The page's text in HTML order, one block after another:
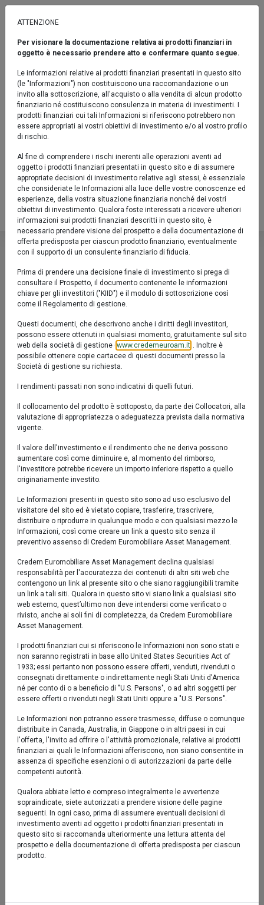
ACCUMULO
Euromobiliare Defensive Opportunity
2028 D
Fondo / Flessibili / Indicatore sintetico di rischio: 4
Confronta
Prodotto chiuso al collocamento
IT0005526311
Valore Quota al 05/08/2026:6,2800 €
Euromobiliare Defensive
Fondo / Flessibili / Indicatore sintetico
Confronta Fact sheet Prodotto chiuso al collocamento
IT0005526311
Valore Quota al 05/08/2026:6,2800 €
Descrizione
Euromobiliare Defensive Opportunity 2028 è un Fondo
con obiettivo di protezione, ideato per cogliere le
eventuali opportunità offerte dell’andamento del
mercato azionario e valorizzare il tuo capitale.
Fondo
set '25 nov '25 gen '26 mar '26 mag '26 lug '26
2024 2026
-5 %
Performance al 04/08/2026
Fondo
YTD 6,40%
1 mese 0,58%
3 mesi 7,08%
Performance
Fondo
ATTENZIONE
Per visionare la documentazione relativa ai prodotti finanziari in
oggetto è necessario prendere atto e confermare quanto segue.
Le informazioni relative ai prodotti finanziari presentati in questo sito
(le "Informazioni") non costituiscono una raccomandazione o un
invito alla sottoscrizione, all'acquisto o alla vendita di alcun prodotto
finanziario né costituiscono consulenza in materia di investimenti. I
prodotti finanziari cui tali Informazioni si riferiscono potrebbero non
essere appropriati ai vostri obiettivi di investimento e/o al vostro profilo
di rischio.
Al fine di comprendere i rischi inerenti alle operazioni aventi ad
oggetto i prodotti finanziari presentati in questo sito e di assumere
appropriate decisioni di investimento relative agli stessi, è essenziale
che consideriate le Informazioni alla luce delle vostre conoscenze ed
esperienze, della vostra situazione finanziaria nonché dei vostri
obiettivi di investimento. Qualora foste interessati a ricevere ulteriori
informazioni sui prodotti finanziari descritti in questo sito, è
necessario prendere visione del prospetto e della documentazione di
offerta predisposta per ciascun prodotto finanziario, eventualmente
con il supporto di un consulente finanziario di fiducia.
Prima di prendere una decisione finale di investimento si prega di
consultare il Prospetto, il documento contenente le informazioni
chiave per gli investitori ("KIID") e il modulo di sottoscrizione così
come il Regolamento di gestione.
Questi documenti, che descrivono anche i diritti degli investitori,
possono essere ottenuti in qualsiasi momento, gratuitamente sul sito
web della società di gestione ( www.credemeuroam.it ). Inoltre è
possibile ottenere copie cartacee di questi documenti presso la
Società di gestione su richiesta.
I rendimenti passati non sono indicativi di quelli futuri.
Il collocamento del prodotto è sottoposto, da parte dei Collocatori, alla
valutazione di appropriatezza o adeguatezza prevista dalla normativa
vigente.
Il valore dell'investimento e il rendimento che ne deriva possono
aumentare così come diminuire e, al momento del rimborso,
l'investitore potrebbe ricevere un importo inferiore rispetto a quello
originariamente investito.
Le Informazioni presenti in questo sito sono ad uso esclusivo del
visitatore del sito ed è vietato copiare, trasferire, trascrivere,
distribuire o riprodurre in qualunque modo e con qualsiasi mezzo le
Informazioni, così come creare un link a questo sito senza il
preventivo assenso di Credem Euromobiliare Asset Management.
Credem Euromobiliare Asset Management declina qualsiasi
responsabilità per l'accuratezza dei contenuti di altri siti web che
contengono un link al presente sito o che siano raggiungibili tramite
un link a tali siti. Qualora in questo sito vi siano link a qualsiasi sito
web esterno, quest’ultimo non deve intendersi come verificato o
rivisto, anche ai soli fini di completezza, da Credem Euromobiliare
Asset Management.
I prodotti finanziari cui si riferiscono le Informazioni non sono stati e
non saranno registrati in base allo United States Securities Act of
1933; essi pertanto non possono essere offerti, venduti, rivenduti o
consegnati direttamente o indirettamente negli Stati Uniti d'America
né per conto di o a beneficio di "U.S. Persons", o ad altri soggetti per
essere offerti o rivenduti negli Stati Uniti oppure a "U.S. Persons".
Le Informazioni non potranno essere trasmesse, diffuse o comunque
distribuite in Canada, Australia, in Giappone o in altri paesi in cui
l'offerta, l'invito ad offrire o l'attività promozionale, relative ai prodotti
finanziari ai quali le Informazioni afferiscono, non siano consentite in
assenza di specifiche esenzioni o di autorizzazioni da parte delle
competenti autorità.
Qualora abbiate letto e compreso integralmente le avvertenze
sopraindicate, siete autorizzati a prendere visione delle pagine
seguenti. In ogni caso, prima di assumere eventuali decisioni di
investimento aventi ad oggetto i prodotti finanziari presentati in
questo sito si raccomanda ulteriormente una lettura attenta del
prospetto e della documentazione di offerta predisposta per ciascun
prodotto.